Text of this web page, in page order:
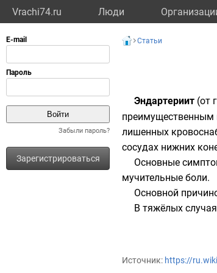
Vrachi74.ru Люди
Забыли пароль?
Зарегистрироваться
Статьи
Эндартериит (от
преимущественным
лишенных
сосудах нижних
Основные
мучительные боли.
Основной
В тяжёлых
Источник: https://